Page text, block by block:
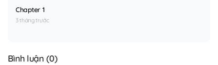
Chapter 1
3 tháng trước
Bình luận (0)